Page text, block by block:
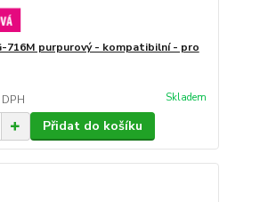
716M purpurový - kompatibilní - pro
Skladem
Přidat do košíku